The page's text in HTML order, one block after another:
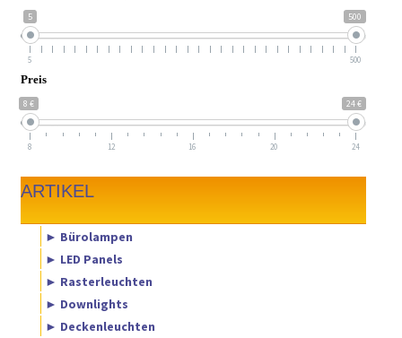
5 500
5 500
Preis
8 € 24 €
8 12 16 20 24
ARTIKEL
► Bürolampen
► LED Panels
► Rasterleuchten
► Downlights
► Deckenleuchten